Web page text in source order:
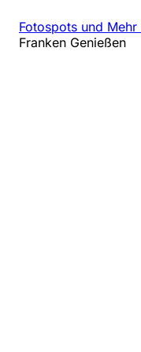
Fotospots und Mehr
Franken Genießen